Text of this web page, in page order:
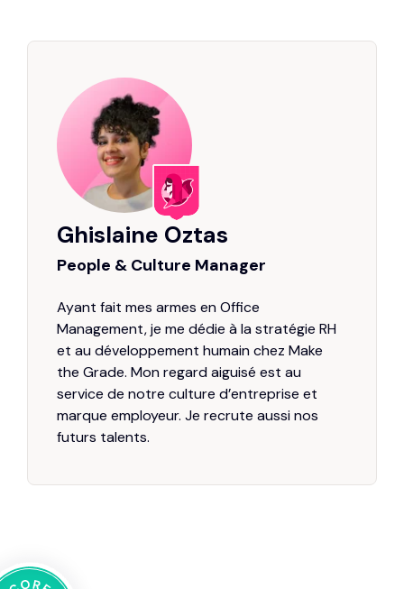
Ghislaine Oztas
People & Culture Manager
Ayant fait mes armes en Office
Management, je me dédie à la stratégie RH
et au développement humain chez Make
the Grade. Mon regard aiguisé est au
service de notre culture d’entreprise et
marque employeur. Je recrute aussi nos
futurs talents.